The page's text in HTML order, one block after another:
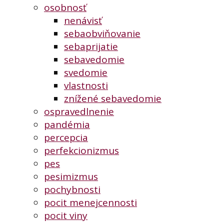
osobnosť
nenávisť
sebaobviňovanie
sebaprijatie
sebavedomie
svedomie
vlastnosti
znížené sebavedomie
ospravedlnenie
pandémia
percepcia
perfekcionizmus
pes
pesimizmus
pochybnosti
pocit menejcennosti
pocit viny